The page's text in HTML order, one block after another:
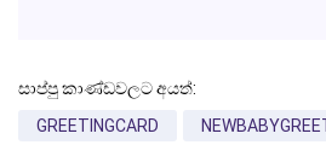
සාප්පු කාණ්ඩවලට අයත්:
GREETINGCARD